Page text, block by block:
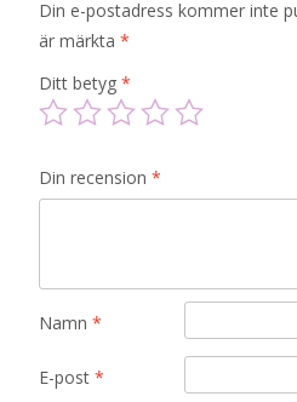
Din e-postadress kommer inte
är märkta *
Ditt betyg *
Din recension *
Namn *
E-post *